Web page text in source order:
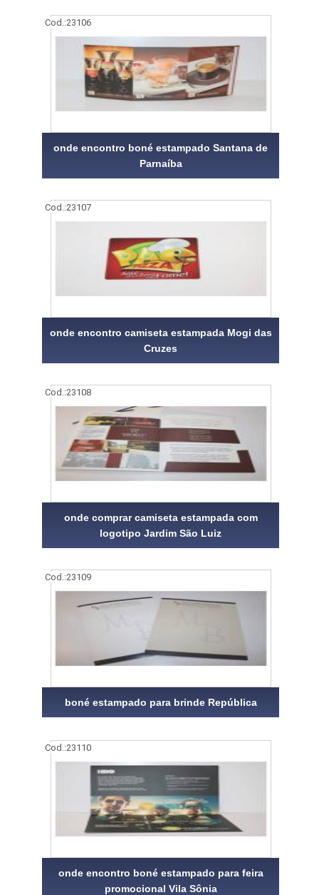
Cod.:23106
onde encontro boné estampado Santana de
Parnaíba
Cod.:23107
onde encontro camiseta estampada Mogi das
Cruzes
Cod.:23108
onde comprar camiseta estampada com
logotipo Jardim São Luiz
Cod.:23109
boné estampado para brinde República
Cod.:23110
onde encontro boné estampado para feira
promocional Vila Sônia